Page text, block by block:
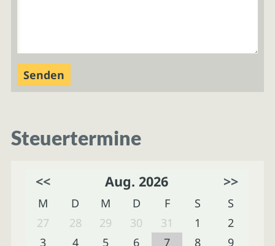
Steuertermine
<< Aug. 2026 >>
M D M D F S
S
27
28 29 30 31 1
2
3
4 5 6 7 8
9